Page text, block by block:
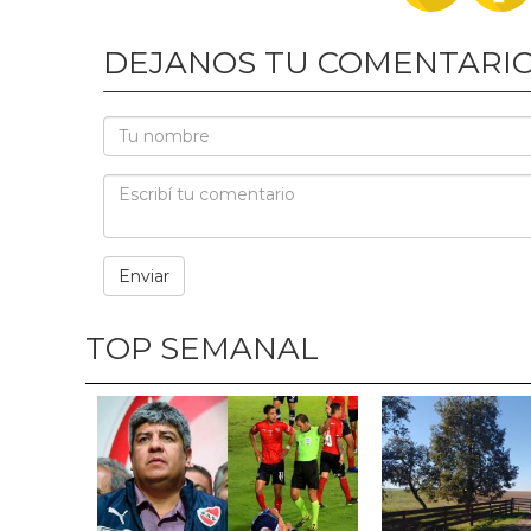
DEJANOS TU
TOP SEMANAL